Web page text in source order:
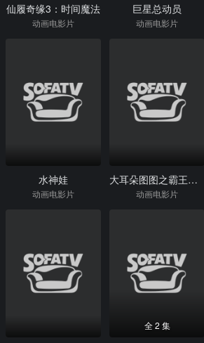
仙履奇缘3：时间魔法
动画电影片
巨星总动员
动画电影片
水神娃
动画电影片
大耳朵图图之霸王龙在行动
动画电影片
全 2 集